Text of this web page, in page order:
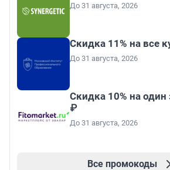
До 31 августа, 2026
Скидка 11% на все
До 31 августа, 2026
Скидка 10% на один
₽
До 31 августа, 2026
Все промокоды